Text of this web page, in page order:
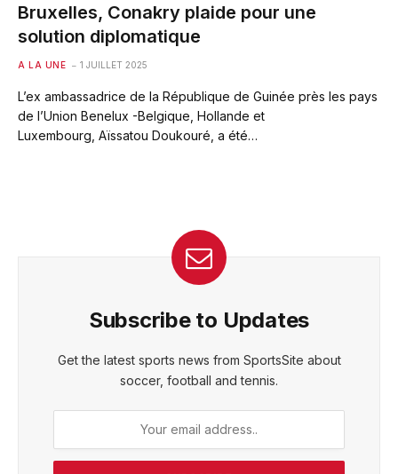
Bruxelles, Conakry plaide pour une
solution diplomatique
A LA UNE 1 JUILLET 2025
L’ex ambassadrice de la République de Guinée près les pays
de l’Union Benelux -Belgique, Hollande et
Luxembourg, Aïssatou Doukouré, a été…
Subscribe to Updates
Get the latest sports news from SportsSite about
soccer, football and tennis.